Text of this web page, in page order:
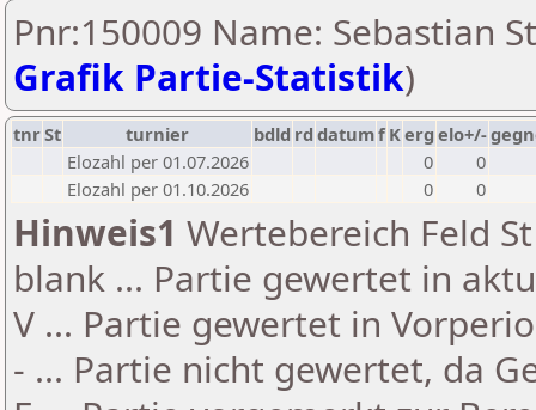
Pnr:150009 Name: Sebastian
Grafik Partie-Statistik)
tnrSt turnier bdld rd datumf Kerg elo+/-
Elozahl per 01.07.2026
0
0
Elozahl per 01.10.2026
0 0
Hinweis1 Wertebereich Feld
blank ... Partie gewertet in
V ... Partie gewertet in
- ... Partie nicht gewertet, da